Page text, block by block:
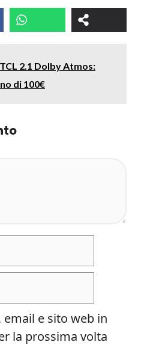
2.1 Dolby Atmos:
di 100€
email e sito web in
la prossima volta